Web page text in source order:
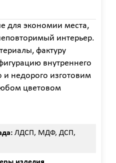
для экономии места,
интерьер.
фактуру
внутреннего
недорого изготовим
цветовом
ЛДСП, МДФ, ДСП,